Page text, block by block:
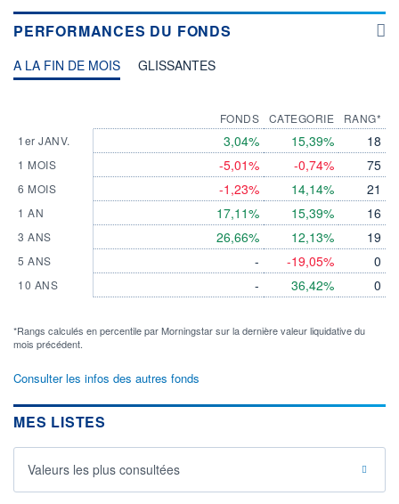
PERFORMANCES DU FONDS
A LA FIN DE MOIS GLISSANTES
1er JANV.
1 MOIS
6 MOIS
1 AN
3 ANS
5 ANS
10 ANS
FONDS
3,04%
-5,01%
-1,23%
17,11%
26,66%
-
-
CATEGORIE
15,39%
-0,74%
14,14%
15,39%
12,13%
-19,05%
36,42%
RANG*
18
75
21
16
19
0
0
*Rangs calculés en percentile par Morningstar sur la dernière valeur liquidative du
mois précédent.
Consulter les infos des autres fonds
MES LISTES
Valeurs les plus consultées